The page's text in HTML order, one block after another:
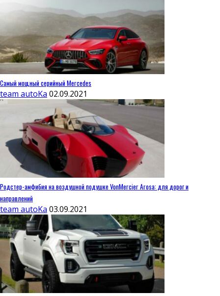
Самый мощный серийный Mercedes
team autoKa 02.09.2021
Родстер-амфибия на воздушной подушке VonMercier Arosa: для дорог и
направлений
team autoKa 03.09.2021